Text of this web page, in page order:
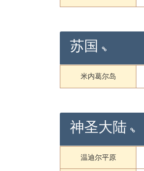
苏国
米内葛尔岛
神圣大陆
温迪尔平原